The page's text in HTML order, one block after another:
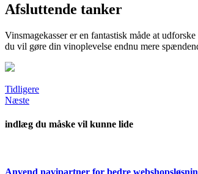
Afsluttende tanker
Vinsmagekasser er en fantastisk måde at
du vil gøre din vinoplevelse endnu mere
Tidligere
Næste
indlæg du måske vil kunne lide